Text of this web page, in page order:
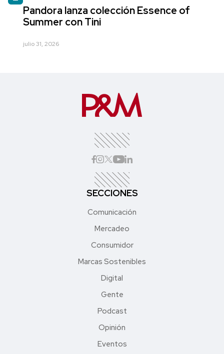
Pandora lanza colección Essence of
Summer con Tini
julio 31, 2026
SECCIONES
Comunicación
Mercadeo
Consumidor
Marcas Sostenibles
Digital
Gente
Podcast
Opinión
Eventos